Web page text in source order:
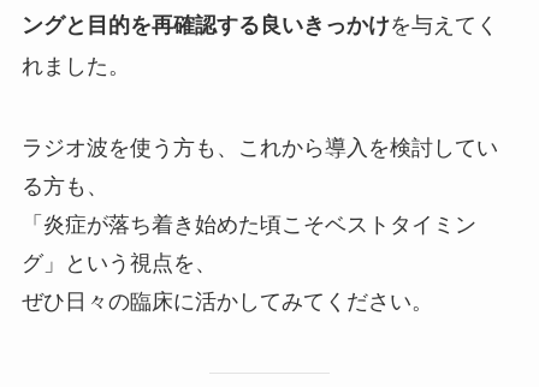
ングと目的を再確認する良いきっかけを与えてく
れました。
ラジオ波を使う方も、これから導入を検討してい
る方も、
「炎症が落ち着き始めた頃こそベストタイミン
グ」という視点を、
ぜひ日々の臨床に活かしてみてください。